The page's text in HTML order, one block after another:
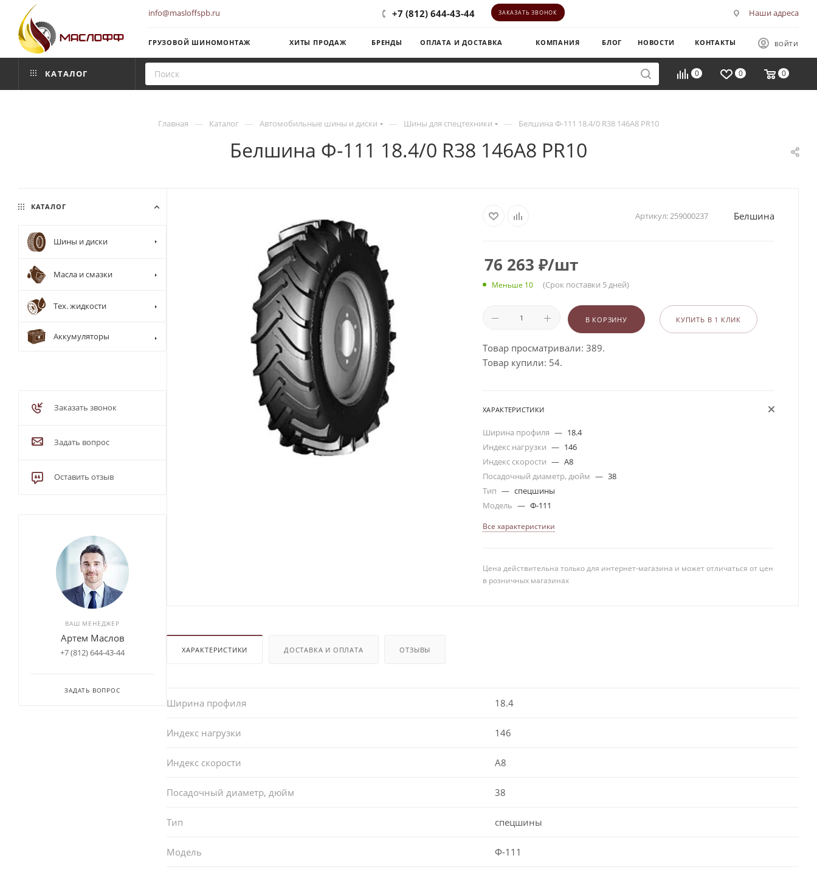
info@masloffspb.ru +7 (812) 644-43-44 ЗАКАЗАТЬ ЗВОНОК Наши адреса
ГРУЗОВОЙ ШИНОМОНТАЖ ХИТЫ ПРОДАЖ БРЕНДЫ ОПЛАТА И ДОСТАВКА КОМПАНИЯ БЛОГ НОВОСТИ КОНТАКТЫ ВОЙТИ
КАТАЛОГ 0 0 0
Главная — Каталог — Автомобильные шины и диски — Шины для спецтехники — Белшина Ф-111 18.4/0 R38 146A8 PR10
Белшина Ф-111 18.4/0 R38 146A8 PR10
Артикул:259000237 Белшина
76 263 ₽/шт
Меньше 10 (Срок поставки 5 дней)
В КОРЗИНУ КУПИТЬ В 1 КЛИК
Товар просматривали: 389.
Товар купили: 54.
ХАРАКТЕРИСТИКИ
Ширина профиля — 18.4
Индекс нагрузки — 146
Индекс скорости — A8
Посадочный диаметр, дюйм — 38
Тип — спецшины
Модель — Ф-111
Все характеристики
Цена действительна только для интернет-магазина и может отличаться от цен
в розничных магазинах
ХАРАКТЕРИСТИКИ ДОСТАВКА И ОПЛАТА ОТЗЫВЫ
Ширина профиля 18.4
Индекс нагрузки 146
Индекс скорости A8
Посадочный диаметр, дюйм 38
Тип спецшины
Модель Ф-111
КАТАЛОГ
Шины и диски
Масла и смазки
Тех. жидкости
Аккумуляторы
Заказать звонок
Задать вопрос
Оставить отзыв
ВАШ МЕНЕДЖЕР
Артем Маслов
+7 (812) 644-43-44
ЗАДАТЬ ВОПРОС